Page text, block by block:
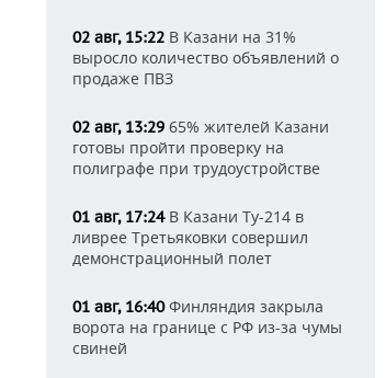
02 авг, 15:22 В Казани на 31%
выросло количество объявлений о
продаже ПВЗ
02 авг, 13:29 65% жителей Казани
готовы пройти проверку на
полиграфе при трудоустройстве
01 авг, 17:24В Казани Ту-214 в
ливрее Третьяковки совершил
демонстрационный полет
01 авг, 16:40Финляндия закрыла
ворота на границе с РФ из-за чумы
свиней